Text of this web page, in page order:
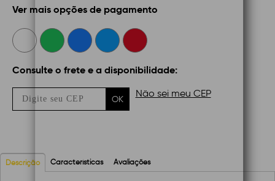
Ver mais opções de pagamento
Consulte o frete e a disponibilidade:
OK Não sei meu CEP
Descrição Características Avaliações